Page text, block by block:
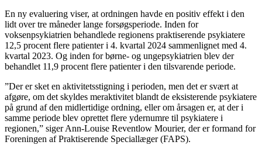
En ny evaluering viser, at ordningen havde en positiv effekt i den
lidt over tre måneder lange forsøgsperiode. Inden for
voksenpsykiatrien behandlede regionens praktiserende psykiatere
12,5 procent flere patienter i 4. kvartal 2024 sammenlignet med 4.
kvartal 2023. Og inden for børne- og ungepsykiatrien blev der
behandlet 11,9 procent flere patienter i den tilsvarende periode.
”Der er sket en aktivitetsstigning i perioden, men det er svært at
afgøre, om det skyldes meraktivitet blandt de eksisterende psykiatere
på grund af den midlertidige ordning, eller om årsagen er, at der i
samme periode blev oprettet flere ydernumre til psykiatere i
regionen,” siger Ann-Louise Reventlow Mourier, der er formand for
Foreningen af Praktiserende Speciallæger (FAPS).